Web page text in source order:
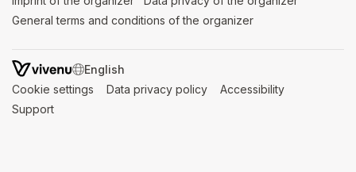
General terms and conditions of the organizer
SWITCH LANGUAGE
Cookie settings (opens in a new tab)
Data privacy policy (opens in a new tab)
Accessibility
Support